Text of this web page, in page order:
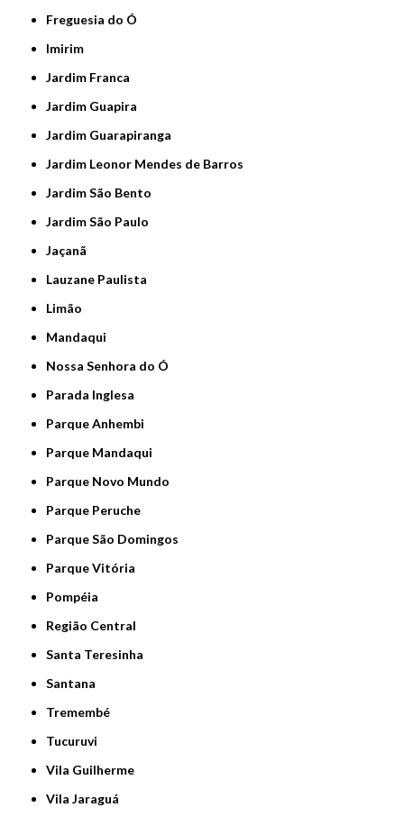
Freguesia do Ó
Imirim
Jardim Franca
Jardim Guapira
Jardim Guarapiranga
Jardim Leonor Mendes de Barros
Jardim São Bento
Jardim São Paulo
Jaçanã
Lauzane Paulista
Limão
Mandaqui
Nossa Senhora do Ó
Parada Inglesa
Parque Anhembi
Parque Mandaqui
Parque Novo Mundo
Parque Peruche
Parque São Domingos
Parque Vitória
Pompéia
Região Central
Santa Teresinha
Santana
Tremembé
Tucuruvi
Vila Guilherme
Vila Jaraguá